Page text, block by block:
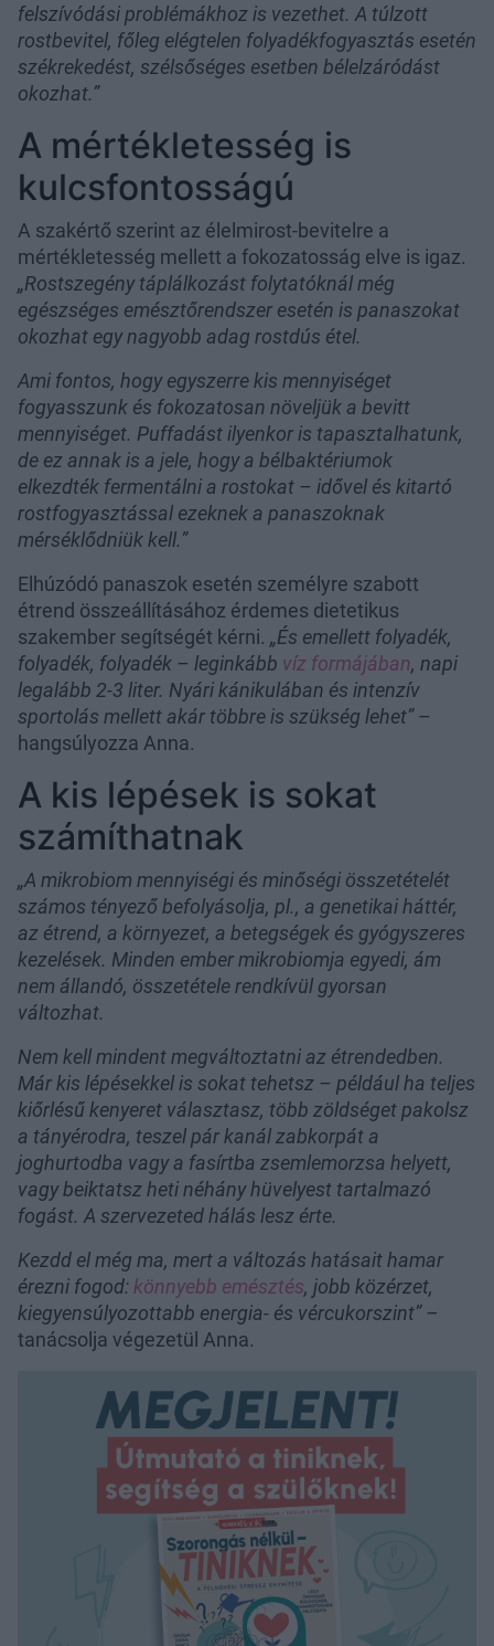
felszívódási problémákhoz is vezethet. A túlzott
rostbevitel, főleg elégtelen folyadékfogyasztás esetén
székrekedést, szélsőséges esetben bélelzáródást
okozhat.”
A mértékletesség is
kulcsfontosságú
A szakértő szerint az élelmirost-bevitelre a
mértékletesség mellett a fokozatosság elve is igaz.
„Rostszegény táplálkozást folytatóknál még
egészséges emésztőrendszer esetén is panaszokat
okozhat egy nagyobb adag rostdús étel.
Ami fontos, hogy egyszerre kis mennyiséget
fogyasszunk és fokozatosan növeljük a bevitt
mennyiséget. Puffadást ilyenkor is tapasztalhatunk,
de ez annak is a jele, hogy a bélbaktériumok
elkezdték fermentálni a rostokat – idővel és kitartó
rostfogyasztással ezeknek a panaszoknak
mérséklődniük kell.”
Elhúzódó panaszok esetén személyre szabott
étrend összeállításához érdemes dietetikus
szakember segítségét kérni. „És emellett folyadék,
folyadék, folyadék – leginkább víz formájában, napi
legalább 2-3 liter. Nyári kánikulában és intenzív
sportolás mellett akár többre is szükség lehet”–
hangsúlyozza Anna.
A kis lépések is sokat
számíthatnak
„A mikrobiom mennyiségi és minőségi összetételét
számos tényező befolyásolja, pl., a genetikai háttér,
az étrend, a környezet, a betegségek és gyógyszeres
kezelések. Minden ember mikrobiomja egyedi, ám
nem állandó, összetétele rendkívül gyorsan
változhat.
Nem kell mindent megváltoztatni az étrendedben.
Már kis lépésekkel is sokat tehetsz – például ha teljes
kiőrlésű kenyeret választasz, több zöldséget pakolsz
a tányérodra, teszel pár kanál zabkorpát a
joghurtodba vagy a fasírtba zsemlemorzsa helyett,
vagy beiktatsz heti néhány hüvelyest tartalmazó
fogást. A szervezeted hálás lesz érte.
Kezdd el még ma, mert a változás hatásait hamar
érezni fogod: könnyebb emésztés, jobb közérzet,
kiegyensúlyozottabb energia- és vércukorszint” –
tanácsolja végezetül Anna.